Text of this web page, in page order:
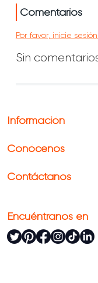
Comentarios
Por favor, inicie
Sin
Información
Conócenos
Contáctanos
Encuéntranos en